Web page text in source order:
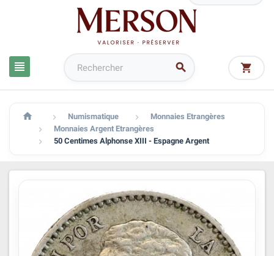
  
  Numismatique  Monnaies Etrangères
 Monnaies Argent Etrangères
 50 Centimes Alphonse XIII - Espagne Argent